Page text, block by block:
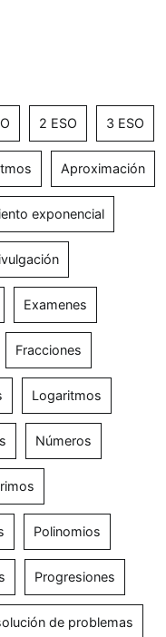
2 ESO 3 ESO
Aproximación
exponencial
Examenes
Fracciones
Logaritmos
Números
Polinomios
Progresiones
de problemas